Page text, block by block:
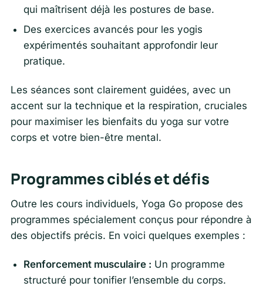
qui maîtrisent déjà les postures de base.
Des exercices avancés pour les yogis
expérimentés souhaitant approfondir leur
pratique.
Les séances sont clairement guidées, avec un
accent sur la technique et la respiration, cruciales
pour maximiser les bienfaits du yoga sur votre
corps et votre bien-être mental.
Programmes ciblés et défis
Outre les cours individuels, Yoga Go propose des
programmes spécialement conçus pour répondre à
des objectifs précis. En voici quelques exemples :
Renforcement musculaire : Un programme
structuré pour tonifier l’ensemble du corps.